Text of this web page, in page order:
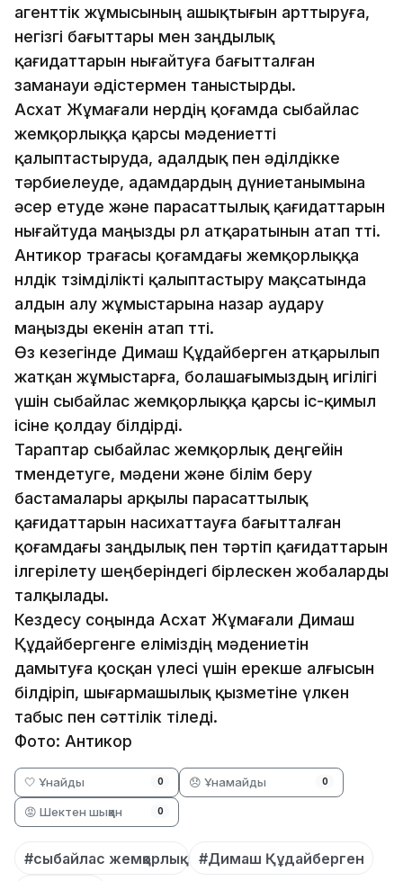
агенттік жұмысының ашықтығын арттыруға,
негізгі бағыттары мен заңдылық
қағидаттарын нығайтуға бағытталған
заманауи әдістермен таныстырды.
Асхат Жұмағали өнердің қоғамда сыбайлас
жемқорлыққа қарсы мәдениетті
қалыптастыруда, адалдық пен әділдікке
тәрбиелеуде, адамдардың дүниетанымына
әсер етуде және парасаттылық қағидаттарын
нығайтуда маңызды рөл атқаратынын атап өтті.
Антикор төрағасы қоғамдағы жемқорлыққа
нөлдік төзімділікті қалыптастыру мақсатында
алдын алу жұмыстарына назар аудару
маңызды екенін атап өтті.
Өз кезегінде Димаш Құдайберген атқарылып
жатқан жұмыстарға, болашағымыздың игілігі
үшін сыбайлас жемқорлыққа қарсы іс-қимыл
ісіне қолдау білдірді.
Тараптар сыбайлас жемқорлық деңгейін
төмендетуге, мәдени және білім беру
бастамалары арқылы парасаттылық
қағидаттарын насихаттауға бағытталған
қоғамдағы заңдылық пен тәртіп қағидаттарын
ілгерілету шеңберіндегі бірлескен жобаларды
талқылады.
Кездесу соңында Асхат Жұмағали Димаш
Құдайбергенге еліміздің мәдениетін
дамытуға қосқан үлесі үшін ерекше алғысын
білдіріп, шығармашылық қызметіне үлкен
табыс пен сәттілік тіледі.
Фото: Антикор
🤍 Ұнайды 0 😞 Ұнамайды 0
😡 Шектен шыққан 0
#сыбайлас жемқорлық
#Димаш Құдайберген